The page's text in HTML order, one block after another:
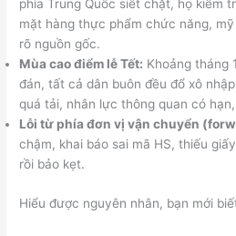
phía Trung Quốc siết chặt, họ kiểm
mặt hàng thực phẩm chức năng,
rõ nguồn gốc.
Mùa cao điểm lễ Tết: Khoảng tháng
đán, tất cả dân buôn đều đổ xô
quá tải, nhân lực thông quan có
Lỗi từ phía đơn vị vận chuyển
chậm, khai báo sai mã HS, thiếu
rồi bảo kẹt.
Hiểu được nguyên nhân, bạn mới